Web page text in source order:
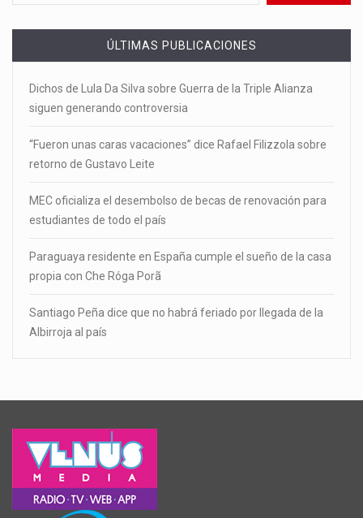
ÚLTIMAS PUBLICACIONES
Dichos de Lula Da Silva sobre Guerra de la Triple Alianza
siguen generando controversia
“Fueron unas caras vacaciones” dice Rafael Filizzola sobre
retorno de Gustavo Leite
MEC oficializa el desembolso de becas de renovación para
estudiantes de todo el país
Paraguaya residente en España cumple el sueño de la casa
propia con Che Róga Porã
Santiago Peña dice que no habrá feriado por llegada de la
Albirroja al país